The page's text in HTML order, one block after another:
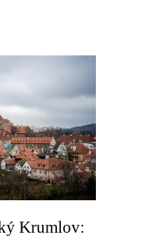
Krumlov: